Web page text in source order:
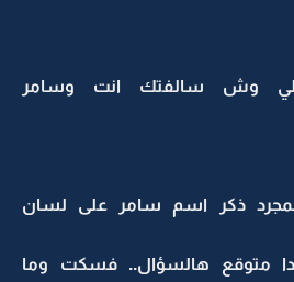
وش سالفتك انت وسامر
ذكر اسم سامر على لسان
متوقع هالسؤال.. فسكت وما